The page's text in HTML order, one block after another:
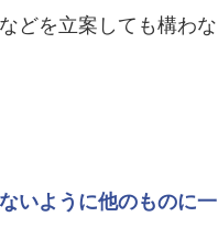
どを立案しても構わな
いように他のものに一